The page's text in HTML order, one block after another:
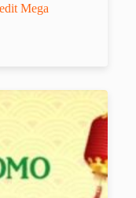
Mega